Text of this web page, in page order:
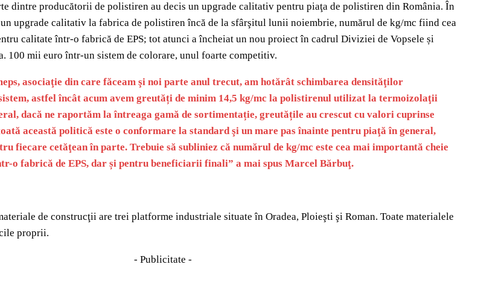
dintre producătorii de polistiren au decis un upgrade calitativ pentru piaţa de polistiren din România. În
upgrade calitativ la fabrica de polistiren încă de la sfârşitul lunii noiembrie, numărul de kg/mc fiind cea
calitate într-o fabrică de EPS; tot atunci a încheiat un nou proiect în cadrul Diviziei de Vopsele și
100 mii euro într-un sistem de colorare, unul foarte competitiv.
asociaţie din care făceam şi noi parte anul trecut, am hotărât schimbarea densităţilor
astfel încât acum avem greutăți de minim 14,5 kg/mc la polistirenul utilizat la termoizolaţii
dacă ne raportăm la întreaga gamă de sortimentație, greutățile au crescut cu valori cuprinse
această politică este o conformare la standard şi un mare pas înainte pentru piaţă în general,
fiecare cetăţean în parte. Trebuie să subliniez că numărul de kg/mc este cea mai importantă cheie
o fabrică de EPS, dar și pentru beneficiarii finali” a mai spus Marcel Bărbuţ.
de construcţii are trei platforme industriale situate în Oradea, Ploieşti şi Roman. Toate materialele
proprii.
- Publicitate -